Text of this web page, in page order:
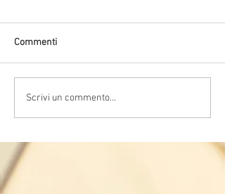
Commenti
Scrivi un commento...